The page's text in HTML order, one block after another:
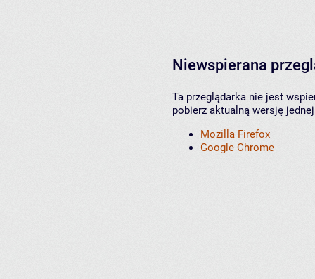
Niewspierana
Ta przeglądarka nie jest
pobierz aktualną wersję
Mozilla Firefox
Google Chrome